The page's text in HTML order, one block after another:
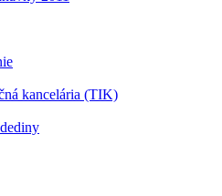
kancelária (TIK)